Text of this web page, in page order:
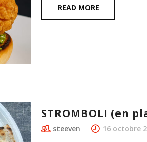
READ MORE
STROMBOLI (en
steeven 16 octobre